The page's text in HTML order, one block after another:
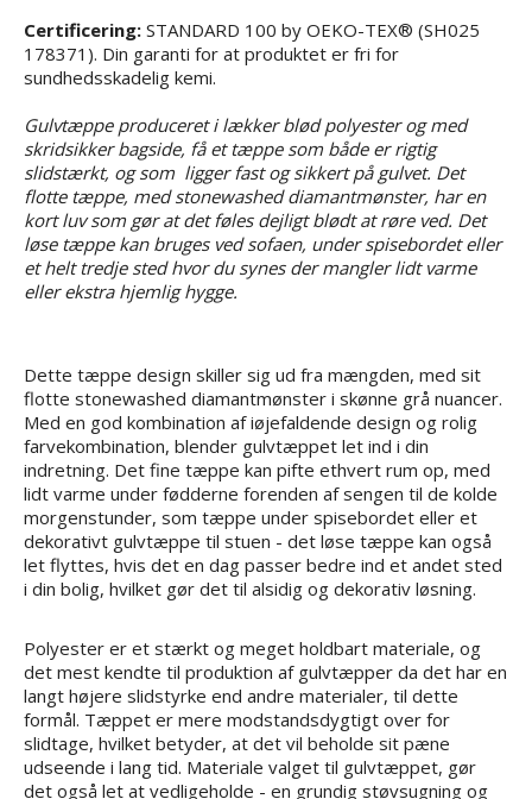
Certificering: STANDARD 100 by OEKO-TEX® (SH025
178371). Din garanti for at produktet er fri for
sundhedsskadelig kemi.
Gulvtæppe produceret i lækker blød polyester og med
skridsikker bagside, få et tæppe som både er rigtig
slidstærkt, og som ligger fast og sikkert på gulvet. Det
flotte tæppe, med stonewashed diamantmønster, har en
kort luv som gør at det føles dejligt blødt at røre ved. Det
løse tæppe kan bruges ved sofaen, under spisebordet eller
et helt tredje sted hvor du synes der mangler lidt varme
eller ekstra hjemlig hygge.
Dette tæppe design skiller sig ud fra mængden, med sit
flotte stonewashed diamantmønster i skønne grå nuancer.
Med en god kombination af iøjefaldende design og rolig
farvekombination, blender gulvtæppet let ind i din
indretning. Det fine tæppe kan pifte ethvert rum op, med
lidt varme under fødderne forenden af sengen til de kolde
morgenstunder, som tæppe under spisebordet eller et
dekorativt gulvtæppe til stuen - det løse tæppe kan også
let flyttes, hvis det en dag passer bedre ind et andet sted
i din bolig, hvilket gør det til alsidig og dekorativ løsning.
Polyester er et stærkt og meget holdbart materiale, og
det mest kendte til produktion af gulvtæpper da det har en
langt højere slidstyrke end andre materialer, til dette
formål. Tæppet er mere modstandsdygtigt over for
slidtage, hvilket betyder, at det vil beholde sit pæne
udseende i lang tid. Materiale valget til gulvtæppet, gør
det også let at vedligeholde - en grundig støvsugning og